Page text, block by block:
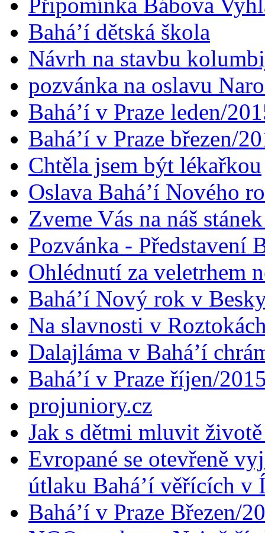
Bahá’í dětská škola
Návrh na stavbu
pozvánka na oslavu
Bahá’í v Praze leden/
Bahá’í v Praze březen/
Chtěla jsem být lékařkou
Oslava Bahá’í Nového
Zveme Vás na náš
Pozvánka - Představení
Ohlédnutí za veletrhem
Bahá’í Nový rok v
Na slavnosti v
Dalajláma v Bahá’í
Bahá’í v Praze říjen/
projuniory.cz
Jak s dětmi mluvit
Evropané se otevřeně
útlaku Bahá’í věřících v
Bahá’í v Praze Březen/